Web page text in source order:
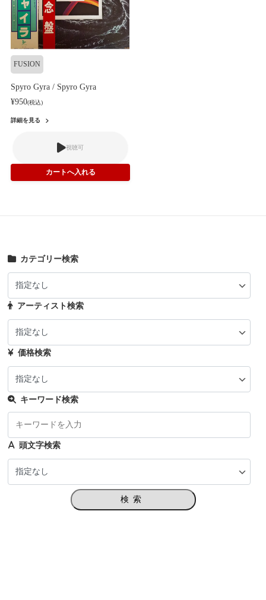
FUSION
Spyro Gyra / Spyro Gyra
¥950(税込)
詳細を見る
視聴可
カテゴリー検索
アーティスト検索
価格検索
キーワード検索
頭文字検索
検索